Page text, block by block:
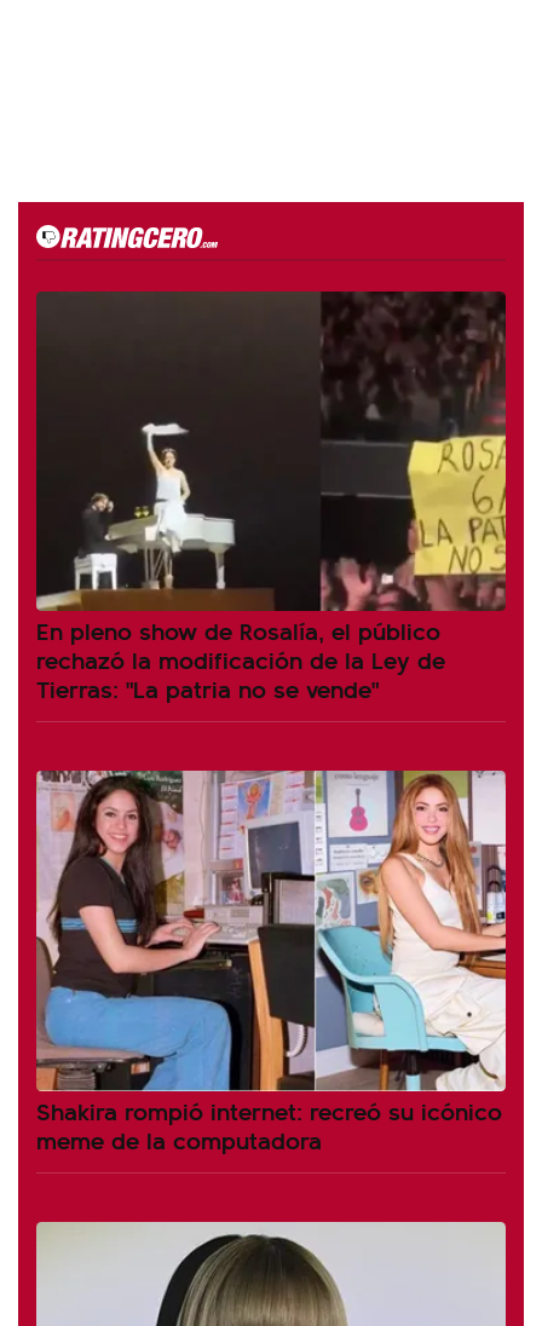
En pleno show de Rosalía, el público
rechazó la modificación de la Ley de
Tierras: "La patria no se vende"
Shakira rompió internet: recreó su icónico
meme de la computadora